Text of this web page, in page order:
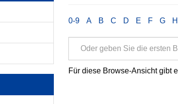
0-9 A B C D E F G H
Für diese Browse-Ansicht gibt